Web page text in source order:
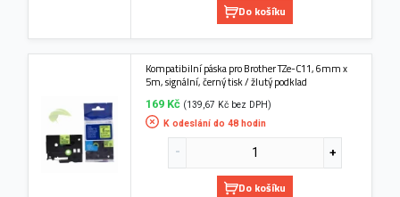
Do košíku
Kompatibilní páska pro Brother TZe-C11, 6mm x
5m, signální, černý tisk / žlutý podklad
169 Kč (139,67 Kč bez DPH)
K odeslání do 48 hodin
Do košíku